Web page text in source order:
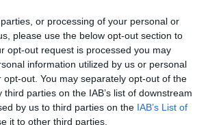
or processing of your personal or
please use the below opt-out section to
opt-out request is processed you may
information utilized by us or personal
out. You may separately opt-out of the
parties on the IAB’s list of downstream
by us to third parties on the IAB’s List of
it to other third parties.